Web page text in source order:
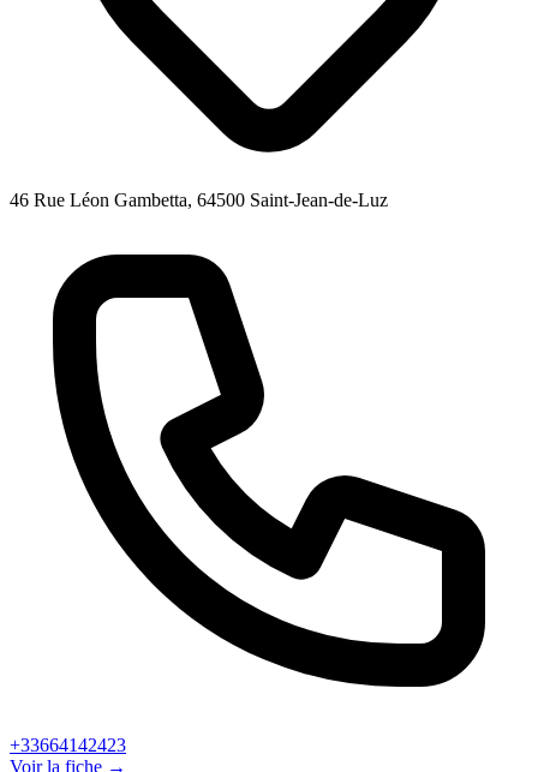
46 Rue Léon Gambetta, 64500 Saint-Jean-de-Luz
+33664142423
Voir la fiche →